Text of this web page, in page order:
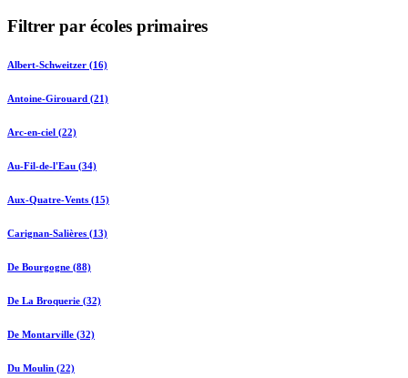
Filtrer par écoles primaires
Albert-Schweitzer (16)
Antoine-Girouard (21)
Arc-en-ciel (22)
Au-Fil-de-l'Eau (34)
Aux-Quatre-Vents (15)
Carignan-Salières (13)
De Bourgogne (88)
De La Broquerie (32)
De Montarville (32)
Du Moulin (22)